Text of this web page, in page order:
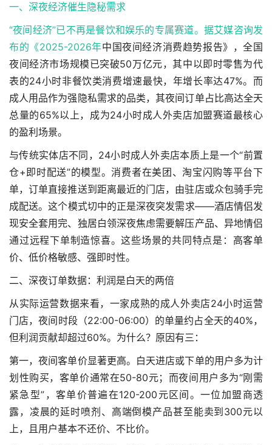
一、深夜经济催生隐秘需求
“夜间经济”已不再是餐饮和娱乐的专属赛道。据艾媒咨询发
布的《2025-2026年中国夜间经济消费趋势报告》，全国
夜间经济市场规模已突破50万亿元，其中以即时零售为代
表的24小时非餐饮类消费增速最快，年增长率达47%。而
成人用品作为强隐私需求的品类，其夜间订单占比高达全天
总量的65%以上，成为24小时成人外卖店加盟赛道最核心
的盈利场景。
与传统实体店不同，24小时成人外卖店本质上是一个“前置
仓+即时配送”的模型。消费者在美团、淘宝闪购等平台下
单，订单直接推送到距离最近的门店，由驻店或众包骑手完
成配送。这个模式切中的正是深夜突发需求——酒店情侣发
现安全套用完、独居白领深夜焦虑需要解压产品、异地情侣
通过远程下单制造惊喜。这些场景的共同特点是：高客单
价、低价格敏感、强即时性。
二、深夜订单数据：利润是白天的两倍
从实际运营数据来看，一家成熟的成人外卖店24小时运营
门店，夜间时段（22:00-06:00）的单量约占全天的40%，
但利润贡献却超过60%。为什么？原因有三：
第一，夜间客单价显著更高。白天进店或下单的用户多为计
划性购买，客单价通常在50-80元；而夜间用户多为“刚需
紧急型”，客单价普遍在120-200元区间。一位加盟商透
露，凌晨的延时喷剂、高端倒模产品甚至能卖到300元以
上，且用户基本不还价、不比价。